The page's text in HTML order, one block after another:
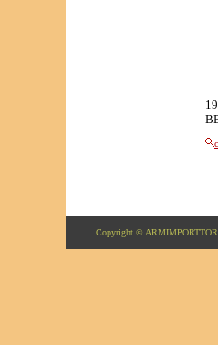
Copyright ©